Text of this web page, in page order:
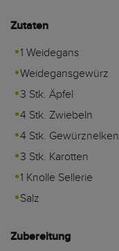
Zutaten
1 Weidegans
Weidegansgewürz
3 Stk. Äpfel
4 Stk. Zwiebeln
4 Stk. Gewürznelken
3 Stk. Karotten
1 Knolle Sellerie
Salz
Zubereitung